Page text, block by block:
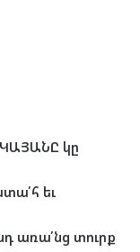
կը
եւ
առա՛նց տուրք